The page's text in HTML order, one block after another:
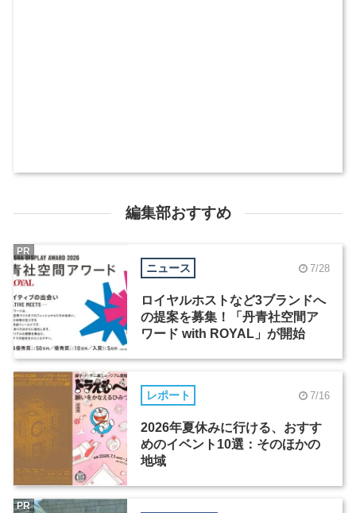
編集部おすすめ
ニュース 7/28
ロイヤルホストなど3ブランドへ
の提案を募集！「丹青社空間ア
ワード with ROYAL」が開始
PR
レポート 7/16
2026年夏休みに行ける、おすす
めのイベント10選：そのほかの
地域
PR